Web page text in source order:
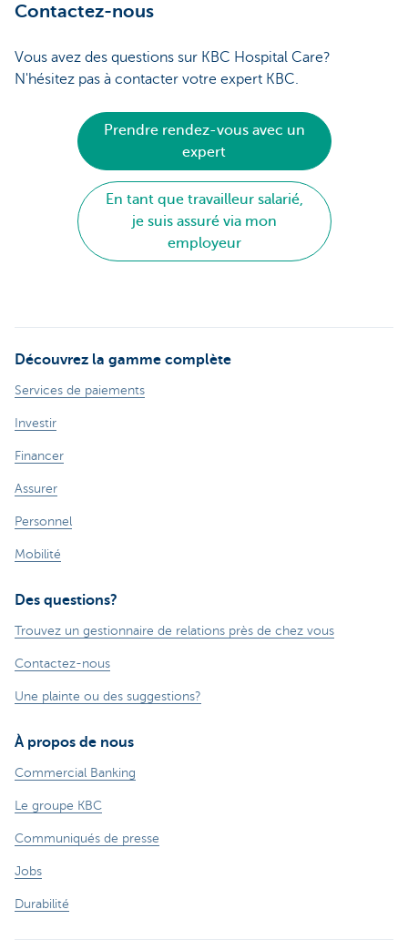
Contactez-nous
Vous avez des questions sur KBC Hospital Care?
N'hésitez pas à contacter votre expert KBC.
Prendre rendez-vous avec un
expert
En tant que travailleur salarié,
je suis assuré via mon
employeur
Découvrez la gamme complète
Services de paiements
Investir
Financer
Assurer
Personnel
Mobilité
Des questions?
Trouvez un gestionnaire de relations près de chez vous
Contactez-nous
Une plainte ou des suggestions?
À propos de nous
Commercial Banking
Le groupe KBC
Communiqués de presse
Jobs
Durabilité